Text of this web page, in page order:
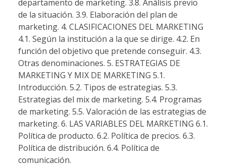
departamento de marketing. 3.8. Análisis previo
de la situación. 3.9. Elaboración del plan de
marketing. 4. CLASIFICACIONES DEL MARKETING
4.1. Según la institución a la que se dirige. 4.2. En
función del objetivo que pretende conseguir. 4.3.
Otras denominaciones. 5. ESTRATEGIAS DE
MARKETING Y MIX DE MARKETING 5.1.
Introducción. 5.2. Tipos de estrategias. 5.3.
Estrategias del mix de marketing. 5.4. Programas
de marketing. 5.5. Valoración de las estrategias de
marketing. 6. LAS VARIABLES DEL MARKETING 6.1.
Política de producto. 6.2. Política de precios. 6.3.
Política de distribución. 6.4. Política de
comunicación.